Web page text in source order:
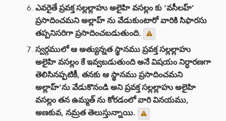
ఎవరైతే ప్రవక్త సల్లల్లాహు అలైహి వసల్లం కు ‘వసీలహ్’
ప్రసాదించమని అల్లాహ్ ను వేడుకుంటారో వారికి సిఫారసు
తప్పనిసరిగా ప్రసాదించబడుతుంది.
స్వర్గములో ఆ అత్యున్నత స్థానము ప్రవక్త సల్లల్లాహు
అలైహి వసల్లం కే ఇవ్వబడుతుంది అనే విషయం నిర్ధారణగా
తెలిసినప్పటికీ, తనకు ఆ స్థానము ప్రసాదించమని
అల్లాహ్’ను వేడుకొనండి అని ప్రవక్త సల్లల్లాహు అలైహి
వసల్లం తన ఉమ్మత్ ను కోరడంలో వారి వినయము,
అణకువ, నమ్రత తెలుస్తున్నాయి.